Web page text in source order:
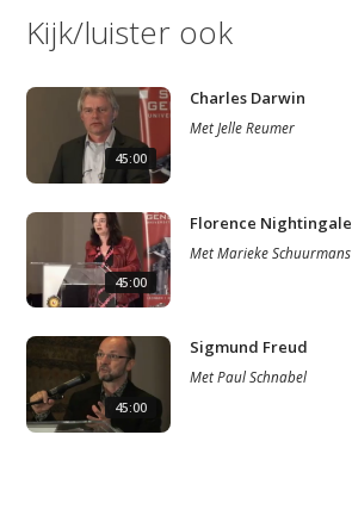
Kijk/luister ook
45:00
Charles Darwin
MetJelle Reumer
45:00
Florence Nightingale
MetMarieke Schuurmans
45:00
Sigmund Freud
MetPaul Schnabel